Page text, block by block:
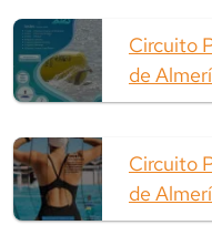
Circuito
de
Circuito
de